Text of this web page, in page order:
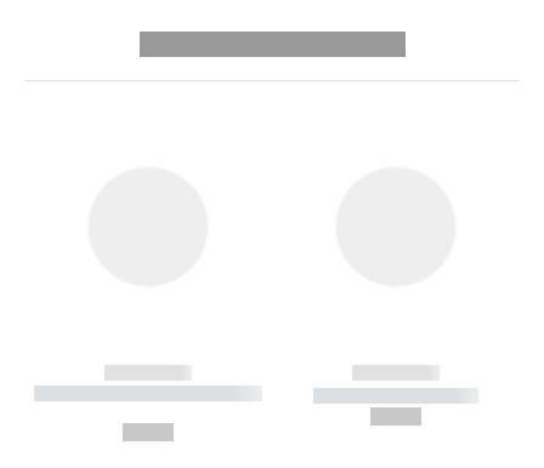
------------
----------- ----------- --------
------------
----------- -----------